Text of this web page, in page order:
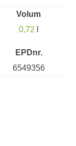
Volum
0,72
EPDnr.
6549356